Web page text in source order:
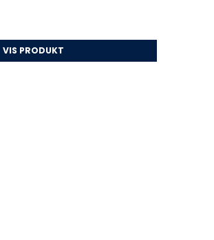
VIS PRODUKT